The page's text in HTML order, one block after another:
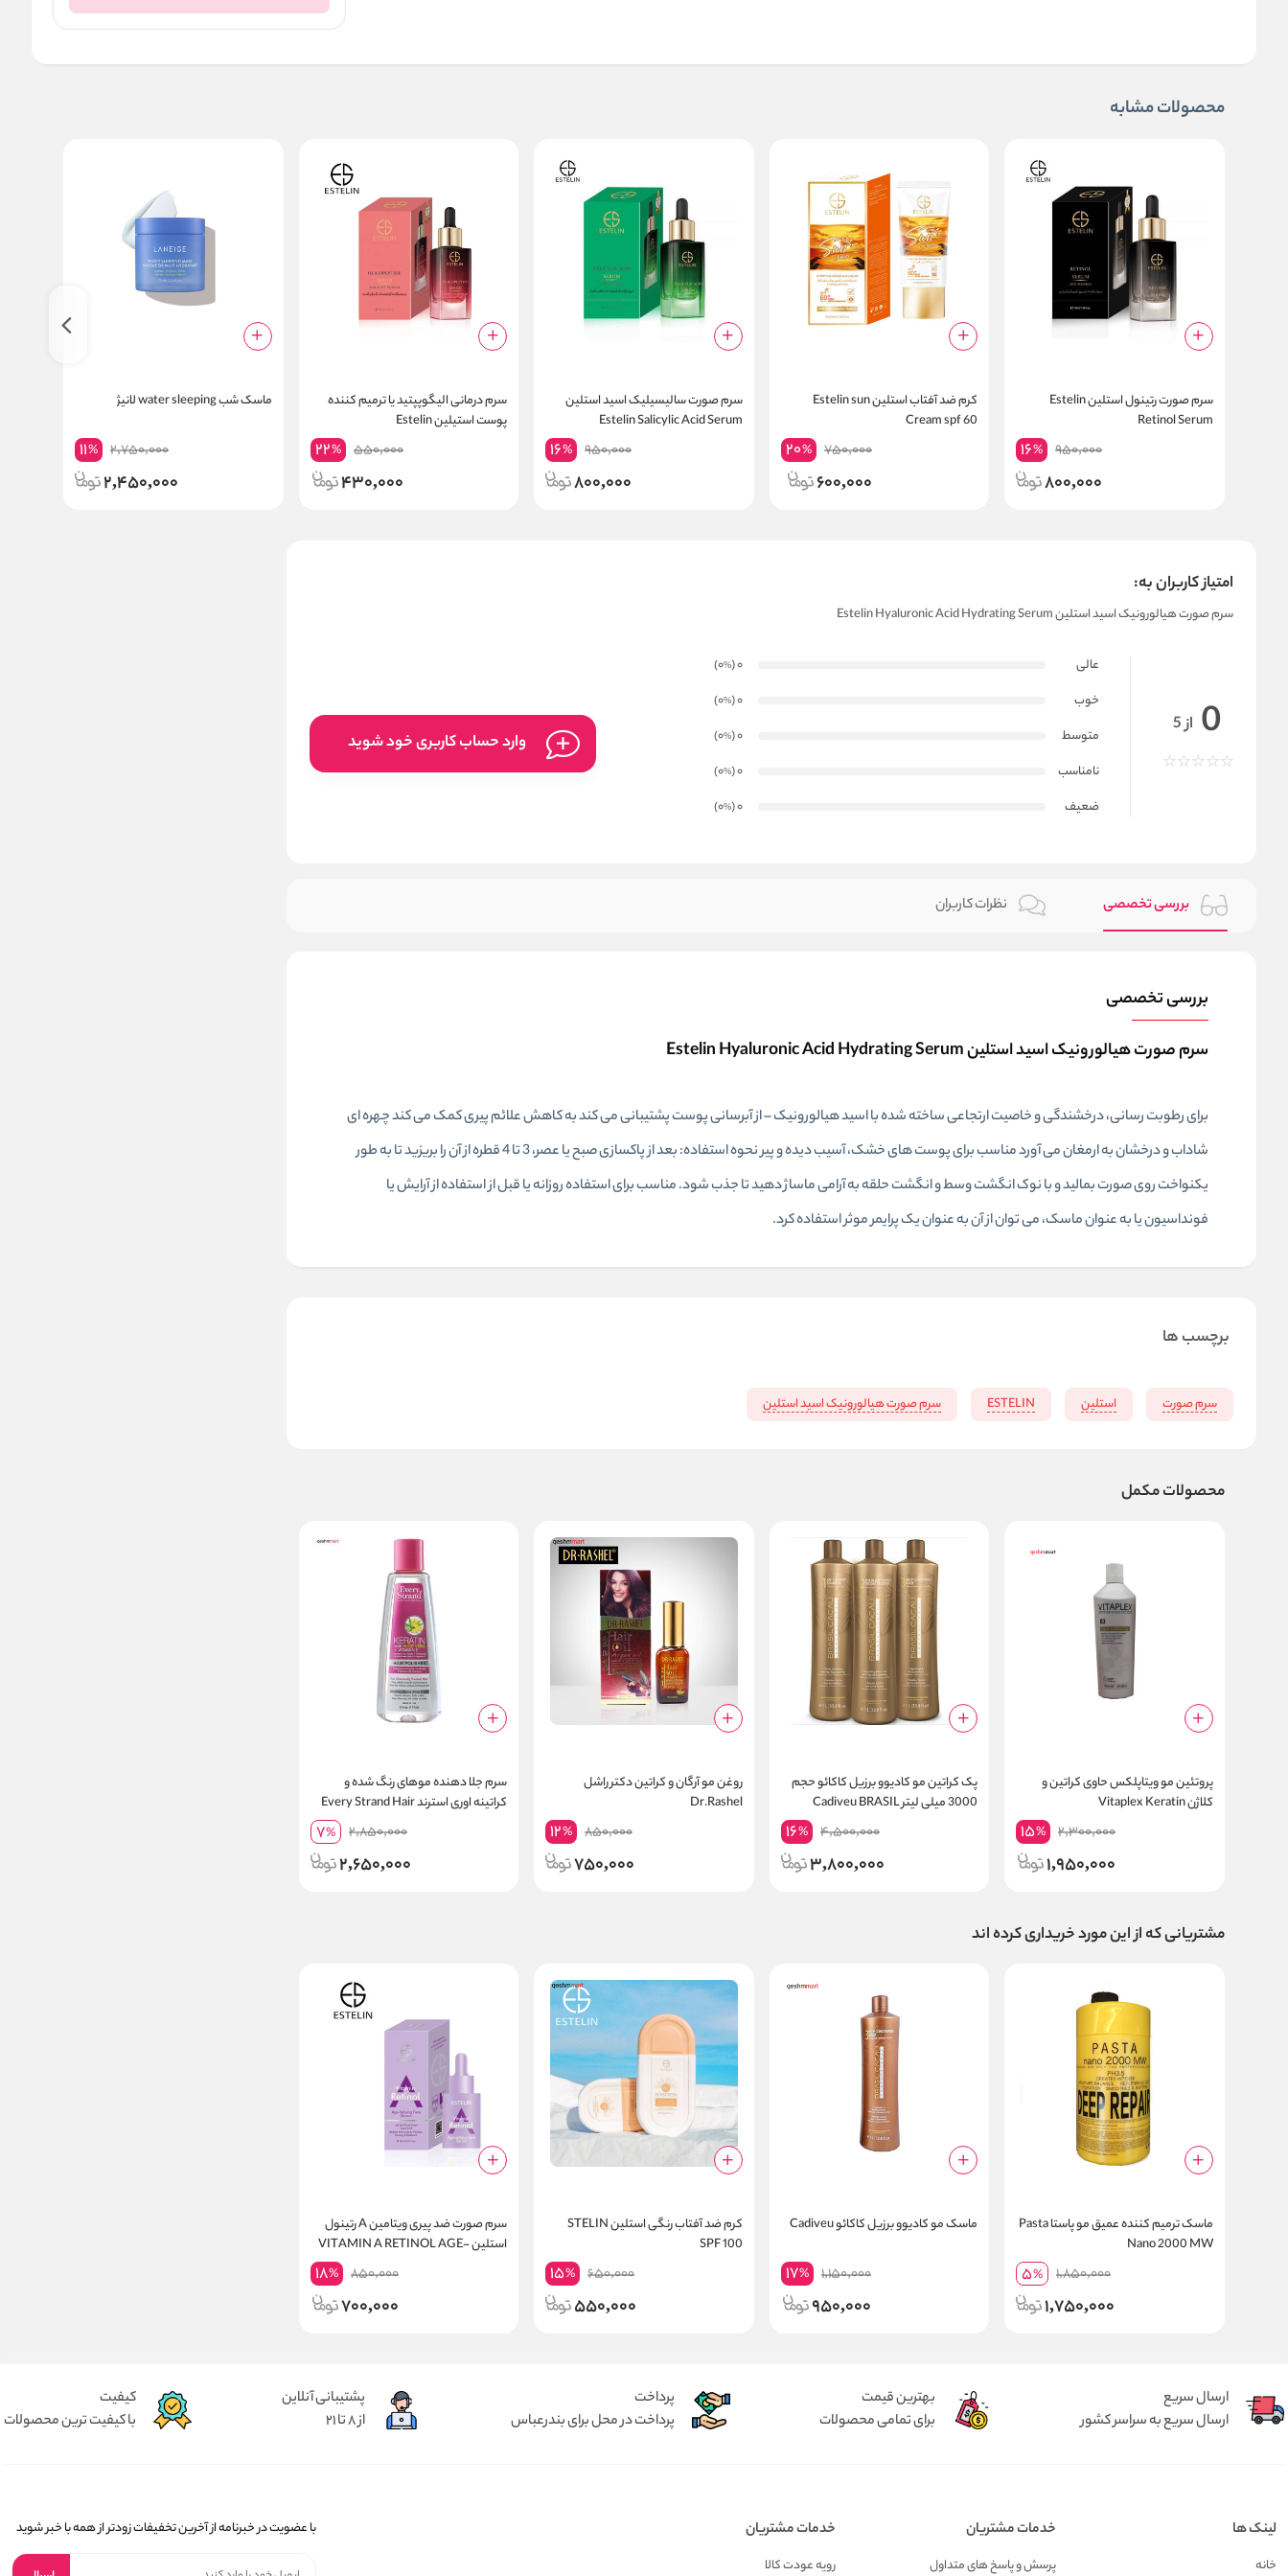
محصولات مشابه
سرم صورت رتینول استلین Estelin
Retinol Serum
950,000
16%
800,000
کرم ضد آفتاب استلین Estelin sun
Cream spf 60
750,000
20%
600,000
سرم صورت سالیسیلیک اسید استلین
Estelin Salicylic Acid Serum
950,000
16%
800,000
سرم درمانی الیگوپپتید یا ترمیم کننده
پوست استیلین Estelin
550,000
22%
430,000
ماسک شب water sleeping لانیژ
2,750,000
11%
2,450,000
امتیاز کاربران به:
سرم صورت هیالورونیک اسید استلین Estelin Hyaluronic Acid Hydrating Serum
0 از 5
عالی 0
(0
%
)
خوب
0
(0
%
)
متوسط
0
(0
%
)
نامناسب
0
(0
%
)
ضعیف
0
(0
%
)
وارد حساب کاربری خود شوید
بررسی تخصصی نظرات کاربران
بررسی تخصصی
سرم صورت هیالورونیک اسید استلین Estelin Hyaluronic Acid Hydrating Serum
برای رطوبت رسانی، درخشندگی و خاصیت ارتجاعی ساخته شده با اسید هیالورونیک – از آبرسانی پوست پشتیبانی می کند به کاهش علائم پیری کمک می کند چهره ای
شاداب و درخشان به ارمغان می آورد مناسب برای پوست های خشک، آسیب دیده و پیر نحوه استفاده: بعد از پاکسازی صبح یا عصر، 3 تا 4 قطره از آن را بریزید تا به طور
یکنواخت روی صورت بمالید و با نوک انگشت وسط و انگشت حلقه به آرامی ماساژ دهید تا جذب شود. مناسب برای استفاده روزانه یا قبل از استفاده از آرایش یا
فونداسیون یا به عنوان ماسک، می توان از آن به عنوان یک پرایمر موثر استفاده کرد.
برچسب ها
سرم صورت استلین ESTELIN سرم صورت هیالورونیک اسید استلین
محصولات مکمل
پروتئین مو ویتاپلکس حاوی کراتین و
کلاژن Vitaplex Keratin
2,300,000
15%
1,950,000
پک کراتین مو کادیوو برزیل کاکائو حجم
3000 میلی لیتر Cadiveu BRASIL
4,500,000
16%
3,800,000
روغن مو آرگان و کراتین دکتر راشل
Dr.Rashel
850,000
12%
750,000
سرم جلا دهنده موهای رنگ شده و
کراتینه اوری استرند Every Strand Hair
2,850,000
7%
2,650,000
مشتریانی که از این مورد خریداری کرده اند
ماسک ترمیم کننده عمیق مو پاستا Pasta
Nano 2000 MW
1,850,000
5%
1,750,000
ماسک مو کادیوو برزیل کاکائو Cadiveu
1,150,000
17%
950,000
کرم ضد آفتاب رنگی استلین STELIN
SPF 100
650,000
15%
550,000
سرم صورت ضد پیری ویتامین A رتینول
استلین VITAMIN A RETINOL AGE-
850,000
18%
700,000
ارسال سریع
ارسال سریع به سراسر کشور
بهترین قیمت
برای تمامی محصولات
پرداخت
پرداخت در محل برای بندرعباس
پشتیبانی آنلاین
از 8 تا 21
کیفیت
با کیفیت ترین محصولات
لینک ها
خانه
خدمات مشتریان
پرسش و پاسخ های متداول
خدمات مشتریان
رویه عودت کالا
با عضویت در خبرنامه از آخرین تخفیفات زودتر از همه با خبر شوید